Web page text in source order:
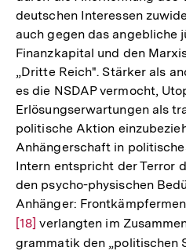
deutschen Interessen
auch gegen das angebliche
Finanzkapital und den
„Dritte Reich". Stärker als
es die NSDAP vermocht,
Erlösungserwartungen als
politische Aktion
Anhängerschaft in
Intern entspricht der Terror
den psycho-physischen
Anhänger:
Zur
Auflösung
[18] verlangten im
grammatik den „politischen